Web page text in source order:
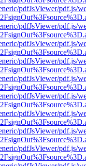
pdfJsViewer/pdf.js/
pdfJsViewer/pdf.js/
pdfJsViewer/pdf.js/
pdfJsViewer/pdf.js/
pdfJsViewer/pdf.js/
pdfJsViewer/pdf.js/
pdfJsViewer/pdf.js/
pdfJsViewer/pdf.js/
pdfJsViewer/pdf.js/